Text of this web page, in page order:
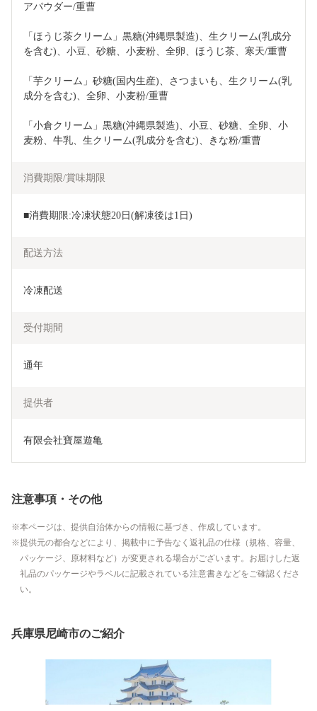
アパウダー/重曹
「ほうじ茶クリーム」黒糖(沖縄県製造)、生クリーム(乳成分
を含む)、小豆、砂糖、小麦粉、全卵、ほうじ茶、寒天/重曹
「芋クリーム」砂糖(国内生産)、さつまいも、生クリーム(乳
成分を含む)、全卵、小麦粉/重曹
「小倉クリーム」黒糖(沖縄県製造)、小豆、砂糖、全卵、小
麦粉、牛乳、生クリーム(乳成分を含む)、きな粉/重曹
消費期限/賞味期限
■消費期限:冷凍状態20日(解凍後は1日)
配送方法
冷凍配送
受付期間
通年
提供者
有限会社寶屋遊亀
注意事項・その他
本ページは、提供自治体からの情報に基づき、作成しています。
提供元の都合などにより、掲載中に予告なく返礼品の仕様（規格、容量、
パッケージ、原材料など）が変更される場合がございます。お届けした返
礼品のパッケージやラベルに記載されている注意書きなどをご確認くださ
い。
兵庫県尼崎市のご紹介